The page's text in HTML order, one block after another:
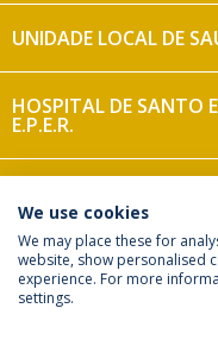
UNIDADE LOCAL DE
HOSPITAL DE SANTO
E.P.E.R.
Privacy Policy
We use cookies
We may place these for
website, show personalised
experience. For more
settings.